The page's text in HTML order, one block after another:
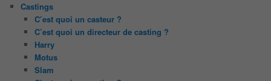
Castings
C’est quoi un casteur ?
C’est quoi un directeur de casting ?
Harry
Motus
Slam